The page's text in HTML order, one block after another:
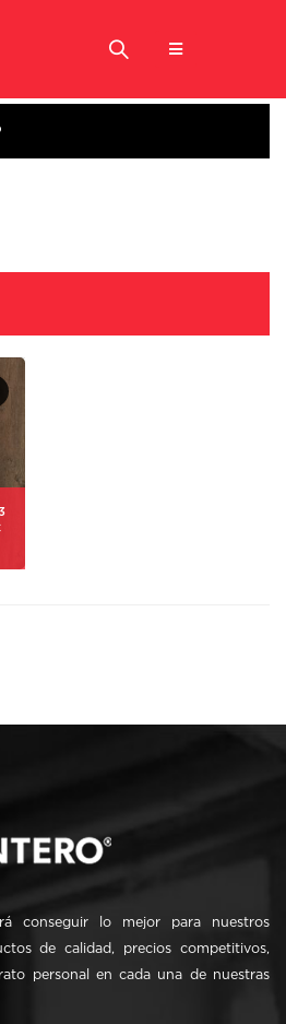
conseguir lo mejor para nuestros
de calidad, precios competitivos,
personal en cada una de nuestras